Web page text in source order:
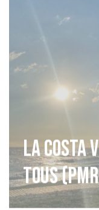
La Costa
tous